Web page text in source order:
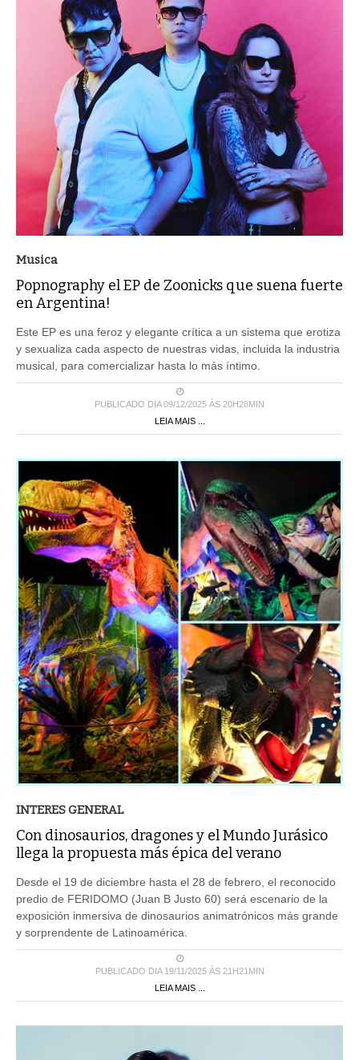
Musica
Popnography el EP de Zoonicks que suena fuerte
en Argentina!
Este EP es una feroz y elegante crítica a un sistema que erotiza
y sexualiza cada aspecto de nuestras vidas, incluida la industria
musical, para comercializar hasta lo más íntimo.
PUBLICADO DIA 09/12/2025 ÀS 20H28MIN
LEIA MAIS ...
INTERES GENERAL
Con dinosaurios, dragones y el Mundo Jurásico
llega la propuesta más épica del verano
Desde el 19 de diciembre hasta el 28 de febrero, el reconocido
predio de FERIDOMO (Juan B Justo 60) será escenario de la
exposición inmersiva de dinosaurios animatrónicos más grande
y sorprendente de Latinoamérica.
PUBLICADO DIA 19/11/2025 ÀS 21H21MIN
LEIA MAIS ...